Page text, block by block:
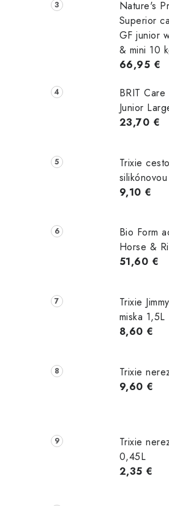
Nature's
Superior
GF junior
& mini 10
66,95 €
BRIT
Junior
23,70 €
Trixie
9,10 €
Bio Form
Horse &
51,60 €
Trixie
miska 1,5L
8,60 €
Trixie
9,60 €
Trixie
0,45L
2,35 €